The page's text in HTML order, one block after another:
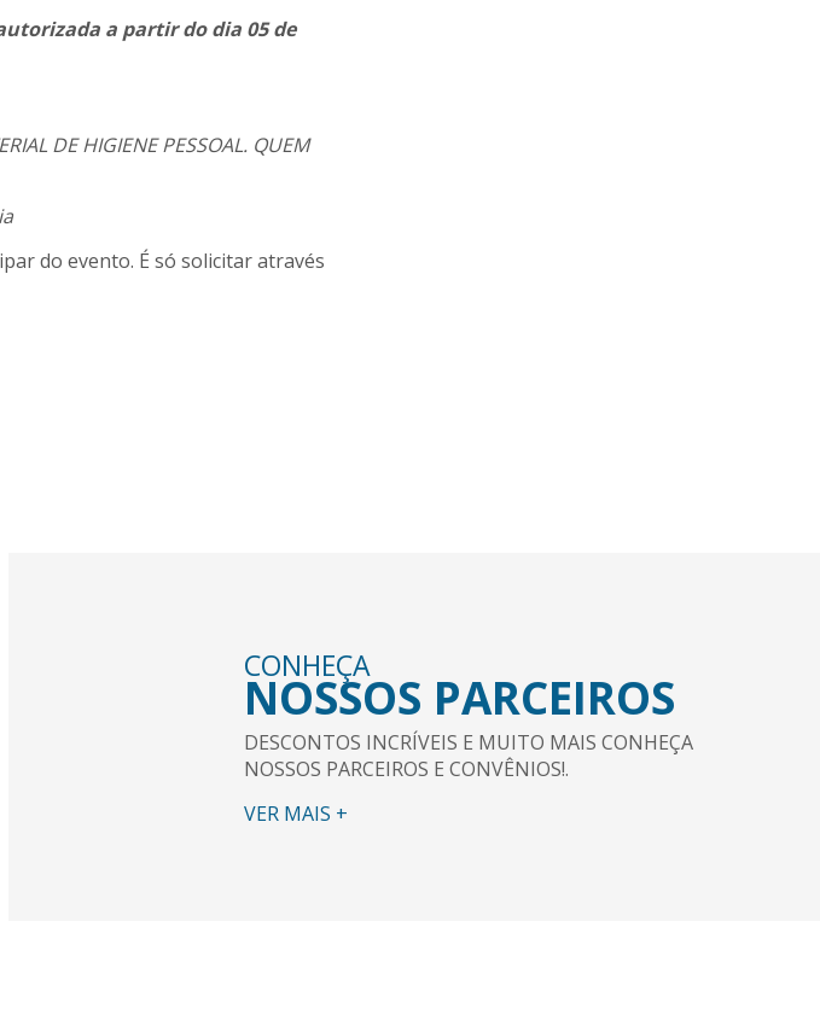
a partir do dia 05 de
DE HIGIENE PESSOAL. QUEM
do evento. É só solicitar através
CONHEÇA
NOSSOS PARCEIROS
DESCONTOS INCRÍVEIS E MUITO MAIS CONHEÇA
NOSSOS PARCEIROS E CONVÊNIOS!.
VER MAIS +